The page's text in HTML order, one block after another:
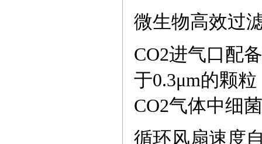
微生物高效过
CO2进气口配
于0.3μm的颗
CO2气体中细
循环风扇速度